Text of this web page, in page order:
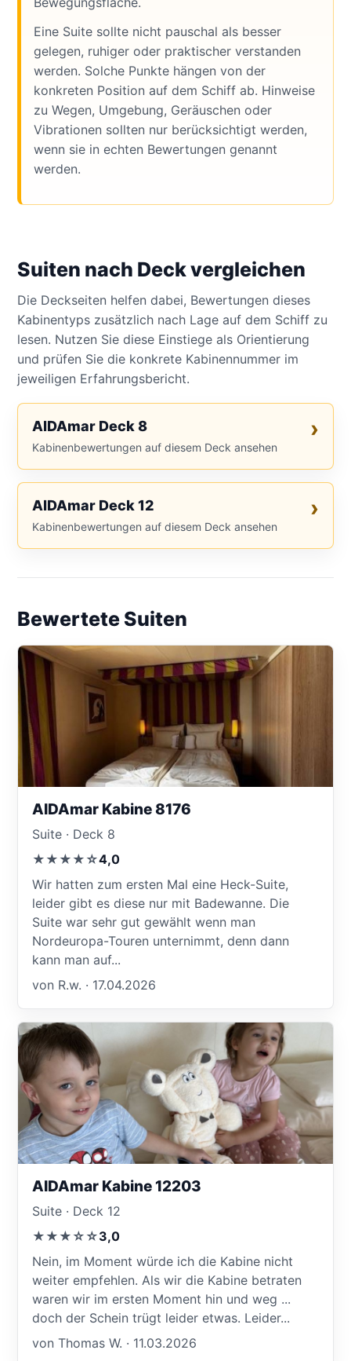
Eine Suite sollte nicht pauschal als besser
gelegen, ruhiger oder praktischer verstanden
werden. Solche Punkte hängen von der
konkreten Position auf dem Schiff ab. Hinweise
zu Wegen, Umgebung, Geräuschen oder
Vibrationen sollten nur berücksichtigt werden,
wenn sie in echten Bewertungen genannt
werden.
Suiten nach Deck vergleichen
Die Deckseiten helfen dabei, Bewertungen dieses
Kabinentyps zusätzlich nach Lage auf dem Schiff zu
lesen. Nutzen Sie diese Einstiege als Orientierung
und prüfen Sie die konkrete Kabinennummer im
jeweiligen Erfahrungsbericht.
AIDAmar Deck 8
Kabinenbewertungen auf diesem Deck ansehen
AIDAmar Deck 12
Kabinenbewertungen auf diesem Deck ansehen
Bewertete Suiten
AIDAmar Kabine 8176
Suite · Deck 8
★★★★☆4,0
Wir hatten zum ersten Mal eine Heck-Suite,
leider gibt es diese nur mit Badewanne. Die
Suite war sehr gut gewählt wenn man
Nordeuropa-Touren unternimmt, denn dann
kann man auf...
von R.w. · 17.04.2026
AIDAmar Kabine 12203
Suite · Deck 12
★★★☆☆3,0
Nein, im Moment würde ich die Kabine nicht
weiter empfehlen. Als wir die Kabine betraten
waren wir im ersten Moment hin und weg ...
doch der Schein trügt leider etwas. Leider...
von Thomas W. · 11.03.2026